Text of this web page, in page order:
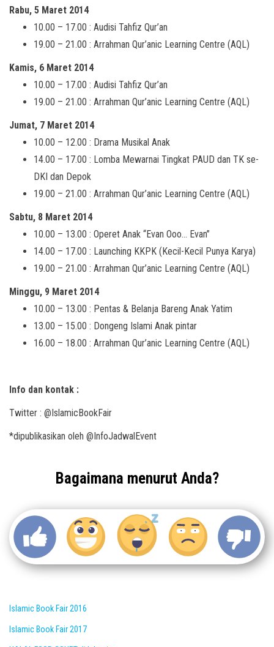
Rabu, 5 Maret 2014
10.00 – 17.00 : Audisi Tahfiz Qur’an
19.00 – 21.00 : Arrahman Qur’anic Learning Centre (AQL)
Kamis, 6 Maret 2014
10.00 – 17.00 : Audisi Tahfiz Qur’an
19.00 – 21.00 : Arrahman Qur’anic Learning Centre (AQL)
Jumat, 7 Maret 2014
10.00 – 12.00 : Drama Musikal Anak
14.00 – 17.00 : Lomba Mewarnai Tingkat PAUD dan TK se-
DKI dan Depok
19.00 – 21.00 : Arrahman Qur’anic Learning Centre (AQL)
Sabtu, 8 Maret 2014
10.00 – 13.00 : Operet Anak “Evan Ooo… Evan”
14.00 – 17.00 : Launching KKPK (Kecil-Kecil Punya Karya)
19.00 – 21.00 : Arrahman Qur’anic Learning Centre (AQL)
Minggu, 9 Maret 2014
10.00 – 13.00 : Pentas & Belanja Bareng Anak Yatim
13.00 – 15.00 : Dongeng Islami Anak pintar
16.00 – 18.00 : Arrahman Qur’anic Learning Centre (AQL)
Info dan kontak :
Twitter : @IslamicBookFair
*dipublikasikan oleh @InfoJadwalEvent
Bagaimana menurut Anda?
Islamic Book Fair 2016
Islamic Book Fair 2017